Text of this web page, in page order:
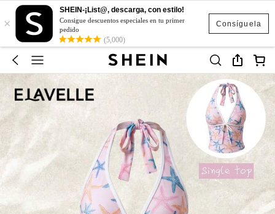
Consíguela
×
SHEIN-¡List@, descarga, con estilo!
Consigue descuentos especiales en tu primer
pedido
(5,000)